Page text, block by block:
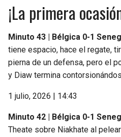
¡La primera
Minuto 43 | Bélgica 0-1
tiene espacio, hace el regate,
pierna de un defensa, pero el
y Diaw termina
1 julio, 2026 | 14:43
Minuto 42 | Bélgica 0-1
Theate sobre Niakhate al